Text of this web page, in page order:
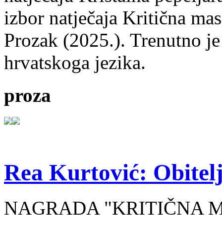
izbor natječaja Kritična
Prozak (2025.). Trenutno
hrvatskoga jezika.
proza
Rea Kurtović:
NAGRADA "KRITIČNA